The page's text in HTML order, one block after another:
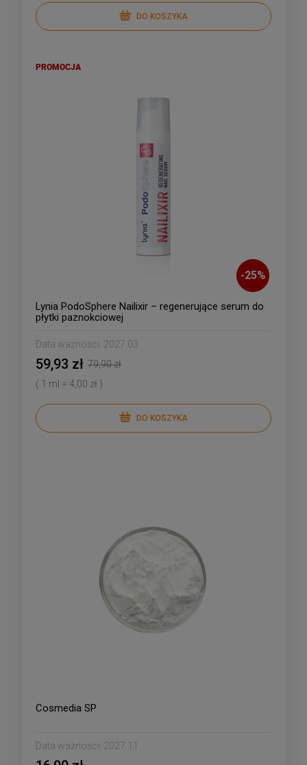
DO KOSZYKA
-25%
Lynia PodoSphere Nailixir – regenerujące serum do
płytki paznokciowej
Data ważności: 2027.03
59,93 zł 79,90 zł
( 1 ml = 4,00 zł )
DO KOSZYKA
PROMOCJA
Cosmedia SP
Data ważności: 2027.11